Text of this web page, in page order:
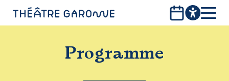
PROGRAMME
INFOS PRATIQUES
Programme